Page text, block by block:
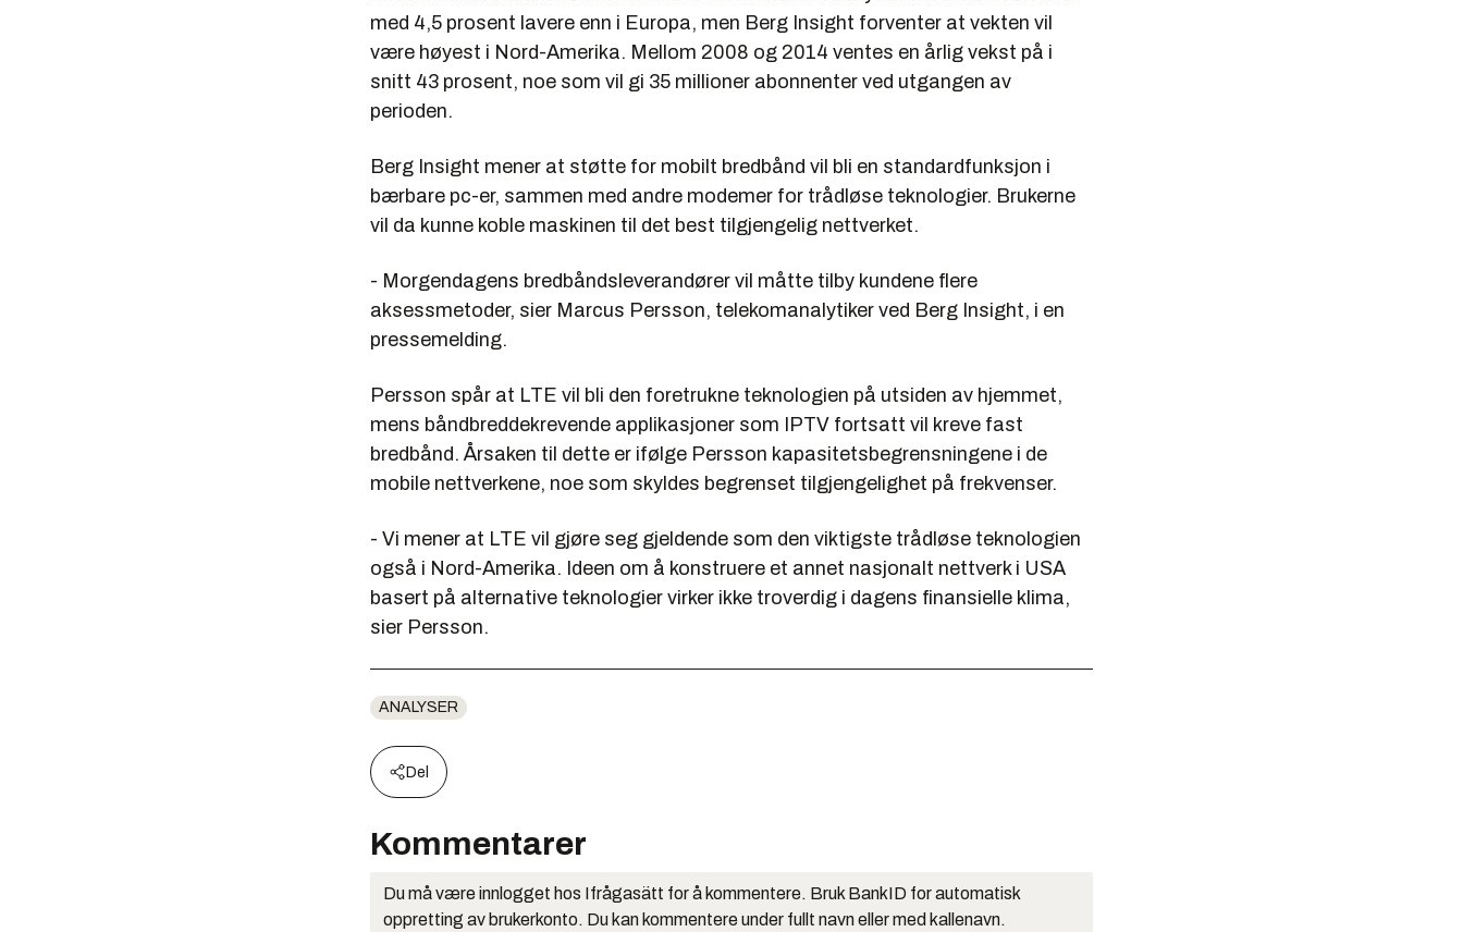
med 4,5 prosent lavere enn i Europa, men Berg Insight forventer at vekten vil
være høyest i Nord-Amerika. Mellom 2008 og 2014 ventes en årlig vekst på i
snitt 43 prosent, noe som vil gi 35 millioner abonnenter ved utgangen av
perioden.
Berg Insight mener at støtte for mobilt bredbånd vil bli en standardfunksjon i
bærbare pc-er, sammen med andre modemer for trådløse teknologier. Brukerne
vil da kunne koble maskinen til det best tilgjengelig nettverket.
- Morgendagens bredbåndsleverandører vil måtte tilby kundene flere
aksessmetoder, sier Marcus Persson, telekomanalytiker ved Berg Insight, i en
pressemelding.
Persson spår at LTE vil bli den foretrukne teknologien på utsiden av hjemmet,
mens båndbreddekrevende applikasjoner som IPTV fortsatt vil kreve fast
bredbånd. Årsaken til dette er ifølge Persson kapasitetsbegrensningene i de
mobile nettverkene, noe som skyldes begrenset tilgjengelighet på frekvenser.
- Vi mener at LTE vil gjøre seg gjeldende som den viktigste trådløse teknologien
også i Nord-Amerika. Ideen om å konstruere et annet nasjonalt nettverk i USA
basert på alternative teknologier virker ikke troverdig i dagens finansielle klima,
sier Persson.
ANALYSER
Del
Kommentarer
Du må være innlogget hos Ifrågasätt for å kommentere. Bruk BankID for automatisk
oppretting av brukerkonto. Du kan kommentere under fullt navn eller med kallenavn.